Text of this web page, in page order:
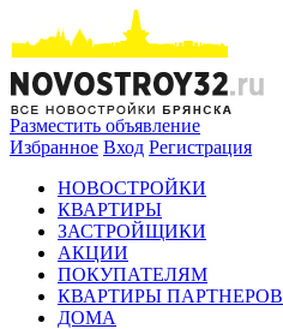
Разместить объявление
Избранное Вход Регистрация
НОВОСТРОЙКИ
КВАРТИРЫ
ЗАСТРОЙЩИКИ
АКЦИИ
ПОКУПАТЕЛЯМ
КВАРТИРЫ ПАРТНЕРОВ
ДОМА